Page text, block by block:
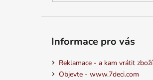
Informace pro vás
Reklamace - a kam vrátit zboží
Objevte - www.7deci.com